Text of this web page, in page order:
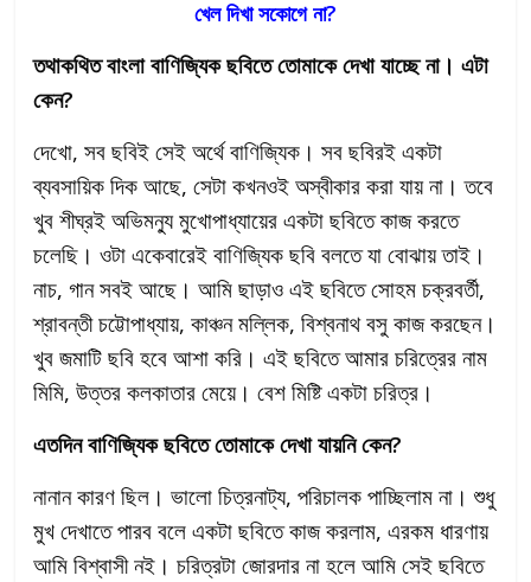
খেল দিখা সকোগে না?
তথাকথিত বাংলা বাণিজ্যিক ছবিতে তোমাকে দেখা যাচ্ছে না। এটা
কেন?
দেখো, সব ছবিই সেই অর্থে বাণিজ্যিক। সব ছবিরই একটা
ব্যবসায়িক দিক আছে, সেটা কখনওই অস্বীকার করা যায় না। তবে
খুব শীঘ্রই অভিমন্যু মুখোপাধ্যায়ের একটা ছবিতে কাজ করতে
চলেছি। ওটা একেবারেই বাণিজ্যিক ছবি বলতে যা বোঝায় তাই।
নাচ, গান সবই আছে। আমি ছাড়াও এই ছবিতে সোহম চক্রবর্তী,
শ্রাবন্তী চট্টোপাধ্যায়, কাঞ্চন মল্লিক, বিশ্বনাথ বসু কাজ করছেন।
খুব জমাটি ছবি হবে আশা করি। এই ছবিতে আমার চরিত্রের নাম
মিমি, উত্তর কলকাতার মেয়ে। বেশ মিষ্টি একটা চরিত্র।
এতদিন বাণিজ্যিক ছবিতে তোমাকে দেখা যায়নি কেন?
নানান কারণ ছিল। ভালো চিত্রনাট্য, পরিচালক পাচ্ছিলাম না। শুধু
মুখ দেখাতে পারব বলে একটা ছবিতে কাজ করলাম, এরকম ধারণায়
আমি বিশ্বাসী নই। চরিত্রটা জোরদার না হলে আমি সেই ছবিতে